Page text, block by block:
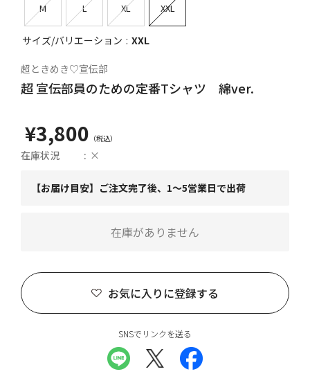
M L XL XXL
サイズ/バリエーション XXL
超ときめき♡宣伝部
超 宣伝部員のための定番Tシャツ 綿ver.
¥3,800
在庫状況 ×
【お届け目安】ご注文完了後、1～5営業日で出荷
お気に入りに登録する
在庫がありません
SNSでリンクを送る